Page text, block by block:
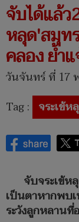
จับได้แล้ว
หลุด'สมุทร
คลอง ย้ำ
วันจันทร์ ที่ 17
Tag : จระเข้ห
จับจระเข้ห
เป็นตาหากพบ
ระวังลูกหลาน